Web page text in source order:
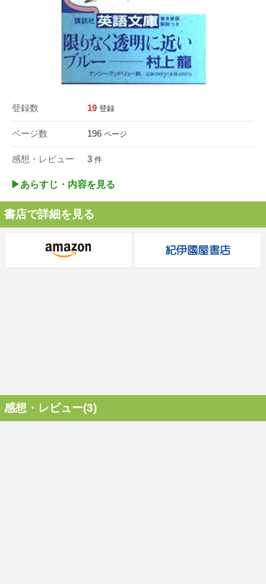
登録数 19 登録
ページ数 196 ページ
感想・レビュー 3 件
▶︎あらすじ・内容を見る
書店で詳細を見る
感想・レビュー(3)